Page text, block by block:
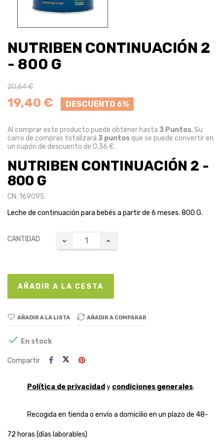
NUTRIBEN CONTINUACIÓN 2
- 800 G
20,64 €
19,40 € DESCUENTO 6%
Al comprar este producto puede obtener hasta 3 Puntos. Su
carro de compras totalizará 3 puntosque se puede convertir en
un cupón de descuento de 0,36 €.
NUTRIBEN CONTINUACIÓN 2 -
800 G
CN: 169095
Leche de continuación para bebés a partir de 6 meses. 800 G.
CANTIDAD
AÑADIR A LA CESTA
AÑADIR A LA LISTA AÑADIR A COMPARAR
 En stock
Compartir
Política de privacidad y condiciones generales.
Recogida en tienda o envío a domicilio en un plazo de 48-
72 horas (días laborables)